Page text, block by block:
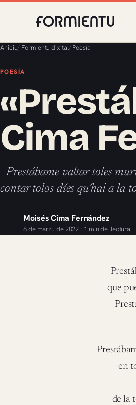
Aniciu/ Formientu dixital/ Poesía
POESÍA
Cima
Prestábame valtar toles
contar tolos díes qu’hai a la
Moisés Cima Fernández
8 de marzu de 2022 · 1 min de llectura
que
en
de la